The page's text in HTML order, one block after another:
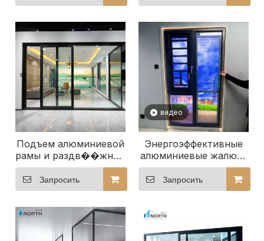
Подъем алюминиевой
рамы и раздв��жные
двери, используемые
для современных
жилых домов
Запросить
видео
Энергоэффективные
алюминиевые жалюзи
для окон и дверей
Запросить